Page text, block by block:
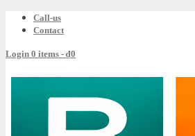
Call-us
Contact
Login 0 items - ₫0